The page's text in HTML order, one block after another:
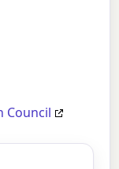
Council